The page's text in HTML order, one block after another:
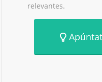
relevantes.